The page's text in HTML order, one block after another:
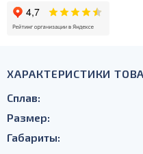
ХАРАКТЕРИСТИКИ
Сплав:
Размер:
Габариты: